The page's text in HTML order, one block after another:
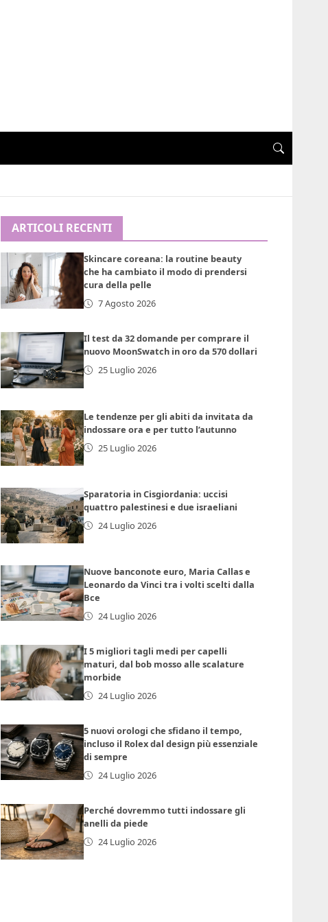
ARTICOLI RECENTI
Skincare coreana: la routine beauty
che ha cambiato il modo di prendersi
cura della pelle
7 Agosto 2026
Il test da 32 domande per comprare il
nuovo MoonSwatch in oro da 570 dollari
25 Luglio 2026
Le tendenze per gli abiti da invitata da
indossare ora e per tutto l’autunno
25 Luglio 2026
Sparatoria in Cisgiordania: uccisi
quattro palestinesi e due israeliani
24 Luglio 2026
Nuove banconote euro, Maria Callas e
Leonardo da Vinci tra i volti scelti dalla
Bce
24 Luglio 2026
I 5 migliori tagli medi per capelli
maturi, dal bob mosso alle scalature
morbide
24 Luglio 2026
5 nuovi orologi che sfidano il tempo,
incluso il Rolex dal design più essenziale
di sempre
24 Luglio 2026
Perché dovremmo tutti indossare gli
anelli da piede
24 Luglio 2026